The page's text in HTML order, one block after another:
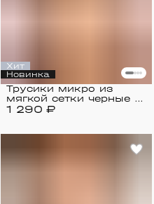
Хит
Новинка
1 290 ₽
Трусики микро из
мягкой сетки черные /
Mesh